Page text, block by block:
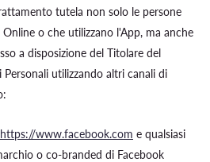
tutela non solo le persone
o che utilizzano l'App, ma anche
a disposizione del Titolare del
utilizzando altri canali di
https://www.facebook.com e qualsiasi
o co-branded di Facebook